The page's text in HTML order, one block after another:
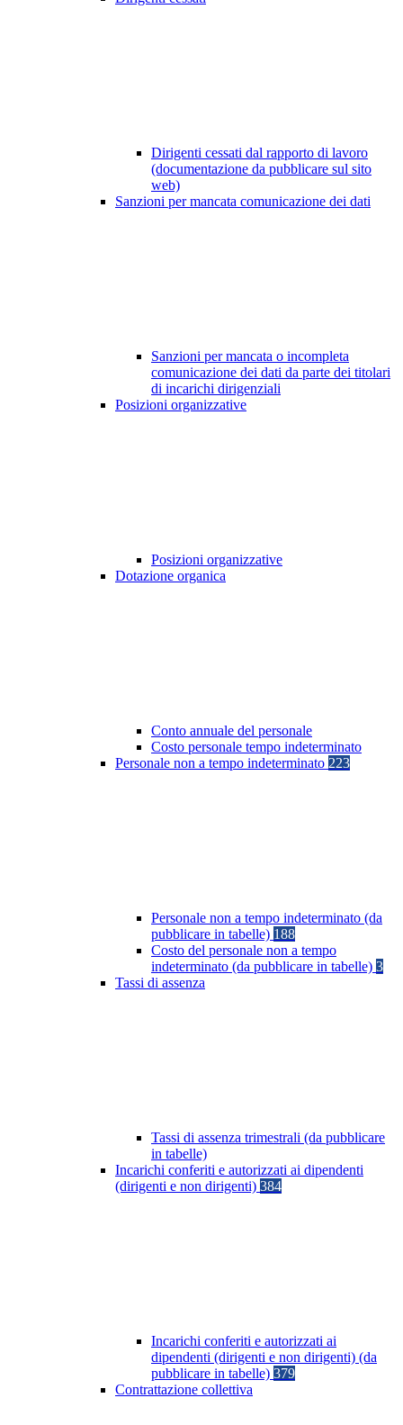
Dirigenti cessati dal rapporto di lavoro
(documentazione da pubblicare sul sito
web)
Sanzioni per mancata comunicazione dei dati
Sanzioni per mancata o incompleta
comunicazione dei dati da parte dei titolari
di incarichi dirigenziali
Posizioni organizzative
Posizioni organizzative
Dotazione organica
Conto annuale del personale
Costo personale tempo indeterminato
Personale non a tempo indeterminato 223
Personale non a tempo indeterminato (da
pubblicare in tabelle) 188
Costo del personale non a tempo
indeterminato (da pubblicare in tabelle) 3
Tassi di assenza
Tassi di assenza trimestrali (da pubblicare
in tabelle)
Incarichi conferiti e autorizzati ai dipendenti
(dirigenti e non dirigenti) 384
Incarichi conferiti e autorizzati ai
dipendenti (dirigenti e non dirigenti) (da
pubblicare in tabelle) 379
Contrattazione collettiva